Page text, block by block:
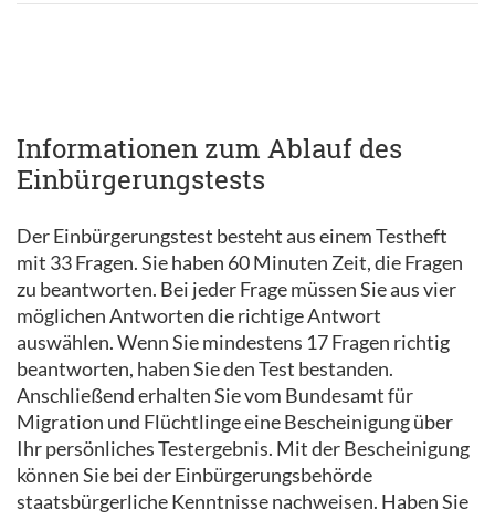
Informationen zum Ablauf des
Einbürgerungstests
Der Einbürgerungstest besteht aus einem Testheft
mit 33 Fragen. Sie haben 60 Minuten Zeit, die Fragen
zu beantworten. Bei jeder Frage müssen Sie aus vier
möglichen Antworten die richtige Antwort
auswählen. Wenn Sie mindestens 17 Fragen richtig
beantworten, haben Sie den Test bestanden.
Anschließend erhalten Sie vom Bundesamt für
Migration und Flüchtlinge eine Bescheinigung über
Ihr persönliches Testergebnis. Mit der Bescheinigung
können Sie bei der Einbürgerungsbehörde
staatsbürgerliche Kenntnisse nachweisen. Haben Sie